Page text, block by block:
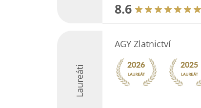
8.6
Laureáti
AGY Zlatnictví